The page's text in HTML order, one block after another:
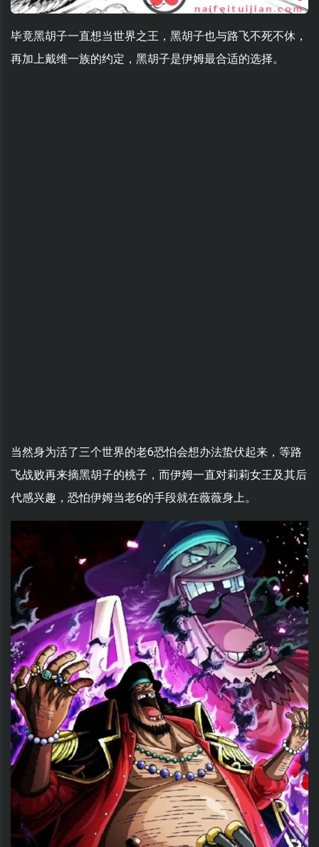
毕竟黑胡子一直想当世界之王，黑胡子也与路飞不死不休，
再加上戴维一族的约定，黑胡子是伊姆最合适的选择。
当然身为活了三个世界的老6恐怕会想办法蛰伏起来，等路
飞战败再来摘黑胡子的桃子，而伊姆一直对莉莉女王及其后
代感兴趣，恐怕伊姆当老6的手段就在薇薇身上。